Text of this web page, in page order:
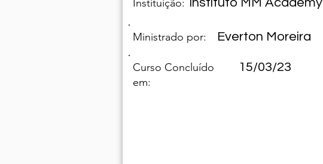
Instituição:
Ministrado por: Everton Moreira
Curso Concluído
em:
15/03/23